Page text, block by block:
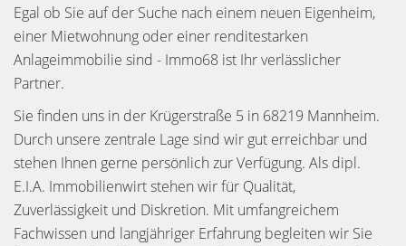
Egal ob Sie auf der Suche nach einem neuen Eigenheim,
einer Mietwohnung oder einer renditestarken
Anlageimmobilie sind - Immo68 ist Ihr verlässlicher
Partner.
Sie finden uns in der Krügerstraße 5 in 68219 Mannheim.
Durch unsere zentrale Lage sind wir gut erreichbar und
stehen Ihnen gerne persönlich zur Verfügung. Als dipl.
E.I.A. Immobilienwirt stehen wir für Qualität,
Zuverlässigkeit und Diskretion. Mit umfangreichem
Fachwissen und langjähriger Erfahrung begleiten wir Sie